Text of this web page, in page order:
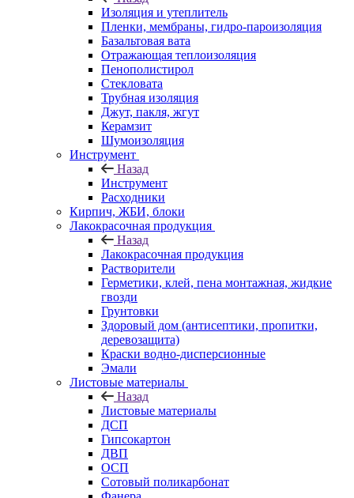
Изоляция и утеплитель
Пленки, мембраны, гидро-пароизоляция
Базальтовая вата
Отражающая теплоизоляция
Пенополистирол
Стекловата
Трубная изоляция
Джут, пакля, жгут
Керамзит
Шумоизоляция
Инструмент
Назад
Инструмент
Расходники
Кирпич, ЖБИ, блоки
Лакокрасочная продукция
Назад
Лакокрасочная продукция
Растворители
Герметики, клей, пена монтажная, жидкие
гвозди
Грунтовки
Здоровый дом (антисептики, пропитки,
деревозащита)
Краски водно-дисперсионные
Эмали
Листовые материалы
Назад
Листовые материалы
ДСП
Гипсокартон
ДВП
ОСП
Сотовый поликарбонат